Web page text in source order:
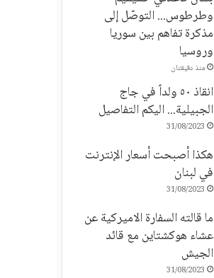
وطرطوس... التوصّل إلى
مذكرة تفاهم بين سوريا
وروسيا
منذ دقيقتان
انقاذ ٥٠ ولداً في جاج
الجبيلية... اليكم التفاصيل
31/08/2023
هكذا أصبحت أسعار الإنترنت
في لبنان
31/08/2023
ما قالته السفارة الاميركية عن
عشاء هوكشتاين مع قائد
الجيش
31/08/2023